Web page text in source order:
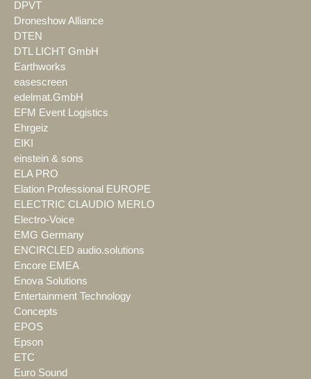
DPVT
Droneshow Alliance
DTEN
DTL LICHT GmbH
Earthworks
easescreen
edelmat.GmbH
EFM Event Logistics
Ehrgeiz
EIKI
einstein & sons
ELA PRO
Elation Professional EUROPE
ELECTRIC CLAUDIO MERLO
Electro-Voice
EMG Germany
ENCIRCLED audio.solutions
Encore EMEA
Enova Solutions
Entertainment Technology
Concepts
EPOS
Epson
ETC
Euro Sound